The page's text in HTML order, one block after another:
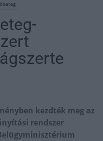
kezdték meg az
rendszer